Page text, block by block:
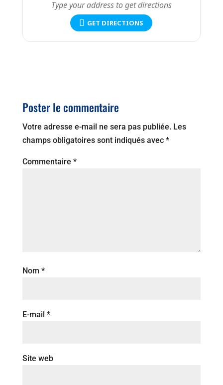
GET DIRECTIONS
Poster le commentaire
Votre adresse e-mail ne sera pas publiée. Les
champs obligatoires sont indiqués avec *
Commentaire *
Nom *
E-mail *
Site web